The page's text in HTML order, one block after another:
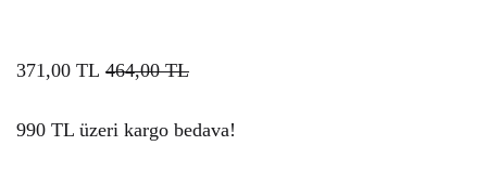
371,00 TL 464,00TL
990 TL üzeri kargo bedava!